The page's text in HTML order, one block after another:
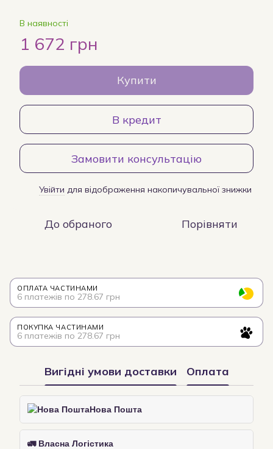
В наявності
1 672 грн
Купити
В кредит
Замовити консультацію
Увійти для відображення накопичувальної знижки
До обраного Порівняти
ОПЛАТА ЧАСТИНАМИ
6 платежів по 278.67 грн
ПОКУПКА ЧАСТИНАМИ
6 платежів по 278.67 грн
Вигідні умови доставки Оплата
Нова Пошта
🚛 Власна Логістика